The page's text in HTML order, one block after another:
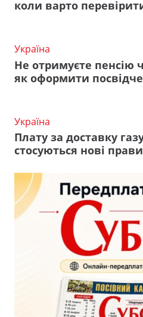
коли варто
Україна
Не отримуєте пенсію
як оформити
Україна
Плату за доставку
стосуються нові